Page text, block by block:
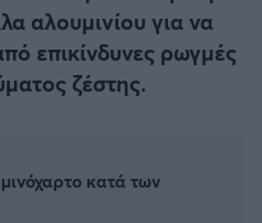
αλουμινίου για να
επικίνδυνες ρωγμές
ζέστης.
κατά των